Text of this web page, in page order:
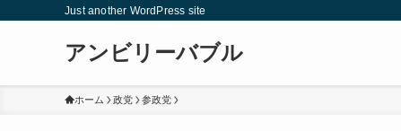
Just another WordPress site
アンビリーバブル
ホーム 政党 参政党